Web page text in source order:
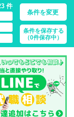
件
条件を変更
条件を保存する
（0件保存中）
ナース・派遣の